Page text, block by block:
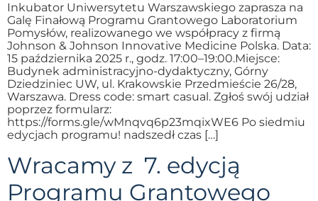
Inkubator Uniwersytetu Warszawskiego zaprasza na
Galę Finałową Programu Grantowego Laboratorium
Pomysłów, realizowanego we współpracy z firmą
Johnson & Johnson Innovative Medicine Polska. Data:
15 października 2025 r., godz. 17:00–19:00.Miejsce:
Budynek administracyjno-dydaktyczny, Górny
Dziedziniec UW, ul. Krakowskie Przedmieście 26/28,
Warszawa. Dress code: smart casual. Zgłoś swój udział
poprzez formularz:
https://forms.gle/wMnqvq6p23mqixWE6 Po siedmiu
edycjach programu! nadszedł czas […]
Wracamy z 7. edycją
Programu Grantowego